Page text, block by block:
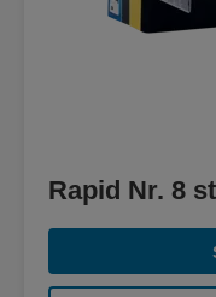
Rapid Nr. 8